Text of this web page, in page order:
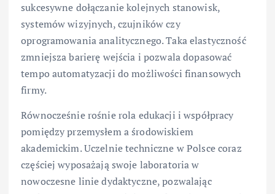
sukcesywne dołączanie kolejnych stanowisk,
systemów wizyjnych, czujników czy
oprogramowania analitycznego. Taka elastyczność
zmniejsza barierę wejścia i pozwala dopasować
tempo automatyzacji do możliwości finansowych
firmy.
Równocześnie rośnie rola edukacji i współpracy
pomiędzy przemysłem a środowiskiem
akademickim. Uczelnie techniczne w Polsce coraz
częściej wyposażają swoje laboratoria w
nowoczesne linie dydaktyczne, pozwalając